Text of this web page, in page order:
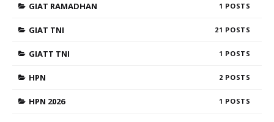
GIAT RAMADHAN 1
GIAT TNI 21
GIATT TNI 1
HPN 2
HPN 2026 1